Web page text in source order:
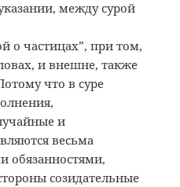
между сурой
о частицах”, при том,
и внешне, также
что в суре
и
весьма
обязанностями,
созидательные